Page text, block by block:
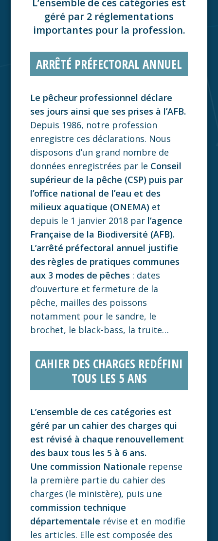
géré par 2 réglementations
importantes pour la profession.
ARRÊTÉ PRÉFECTORAL ANNUEL
Le pêcheur professionnel déclare
ses jours ainsi que ses prises à l’AFB.
Depuis 1986, notre profession
enregistre ces déclarations. Nous
disposons d’un grand nombre de
données enregistrées par le Conseil
supérieur de la pêche (CSP) puis par
l’office national de l’eau et des
milieux aquatique (ONEMA) et
depuis le 1 janvier 2018 par l’agence
Française de la Biodiversité (AFB).
L’arrêté préfectoral annuel justifie
des règles de pratiques communes
aux 3 modes de pêches : dates
d’ouverture et fermeture de la
pêche, mailles des poissons
notamment pour le sandre, le
brochet, le black-bass, la truite…
CAHIER DES CHARGES REDÉFINI
TOUS LES 5 ANS
L’ensemble de ces catégories est
géré par un cahier des charges qui
est révisé à chaque renouvellement
des baux tous les 5 à 6 ans.
Une commission Nationale repense
la première partie du cahier des
charges (le ministère), puis une
commission technique
départementale révise et en modifie
les articles. Elle est composée des